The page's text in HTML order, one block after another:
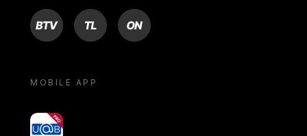
BTV TL ON
MOBILE APP
yoU@B